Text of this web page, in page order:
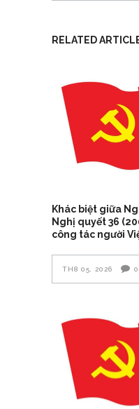
RELATED
Khác biệt giữa
Nghị quyết 36
công tác người
TH8 05, 2026 0